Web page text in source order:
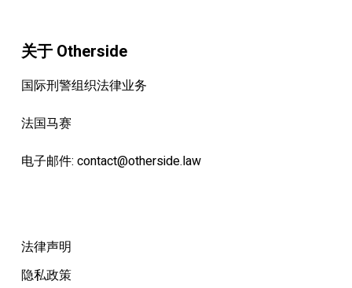
关于 Otherside
国际刑警组织法律业务
法国马赛
电子邮件: contact@otherside.law
法律声明
隐私政策